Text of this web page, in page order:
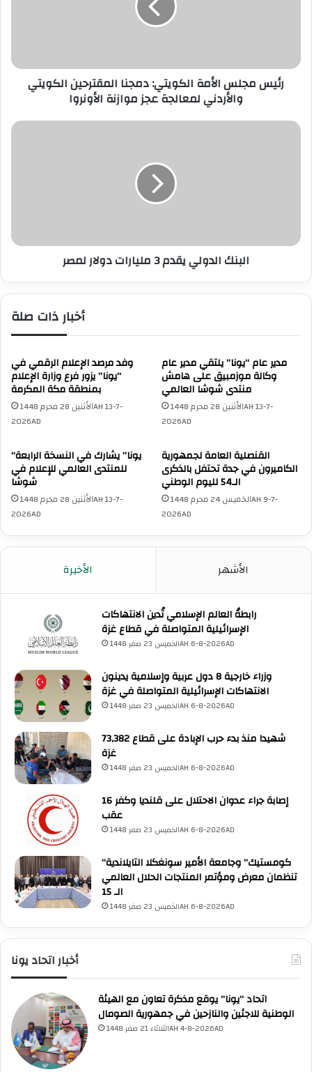
لمعالجة
موازنة
رئيس مجلس الأمة الكويتي: دمجنا المقترحين الكويتي
والأردني لمعالجة عجز موازنة الأونروا
البنك
البنك الدولي يقدم 3 مليارات دولار لمصر
أخبار ذات صلة
وفد مرصد الإعلام الرقمي في
“يونا” يزور فرع وزارة الإعلام
بمنطقة مكة المكرمة
الأثنين 28 محرم 1448AH 13-7-
2026AD
مدير عام “يونا” يلتقي مدير عام
وكالة موزمبيق على هامش
منتدى شوشا العالمي
الأثنين 28 محرم 1448AH 13-7-
2026AD
“يونا” يشارك في النسخة الرابعة
للمنتدى العالمي للإعلام في
شوشا
الأثنين 28 محرم 1448AH 13-7-
2026AD
القنصلية العامة لجمهورية
الكاميرون في جدة تحتفل بالذكرى
الـ54 لليوم الوطني
الخميس 24 محرم 1448AH 9-7-
2026AD
الأخيرة الأشهر
رابطةُ العالم الإسلامي تُدين الانتهاكات
الإسرائيلية المتواصلة في قطاع غزة
الخميس 23 صفر 1448AH 6-8-2026AD
وزراء خارجية 8 دول عربية وإسلامية يدينون
الانتهاكات الإسرائيلية المتواصلة في غزة
الخميس 23 صفر 1448AH 6-8-2026AD
73,382 شهيدا منذ بدء حرب الإبادة على قطاع
غزة
الخميس 23 صفر 1448AH 6-8-2026AD
16 إصابة جراء عدوان الاحتلال على قلنديا وكفر
عقب
الخميس 23 صفر 1448AH 6-8-2026AD
“كومستيك” وجامعة الأمير سونغكلا التايلاندية
تنظمان معرض ومؤتمر المنتجات الحلال العالمي
الـ 15
الخميس 23 صفر 1448AH 6-8-2026AD
أخبار اتحاد يونا
اتحاد “يونا” يوقع مذكرة تعاون مع الهيئة
الوطنية للاجئين والنازحين في جمهورية الصومال
الثلاثاء 21 صفر 1448AH 4-8-2026AD
UNA Chatbot